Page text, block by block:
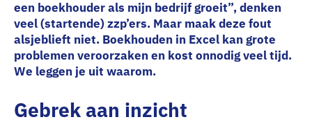
een boekhouder als mijn bedrijf groeit”, denken
veel (startende) zzp’ers. Maar maak deze fout
alsjeblieft niet. Boekhouden in Excel kan grote
problemen veroorzaken en kost onnodig veel tijd.
We leggen je uit waarom.
Gebrek aan inzicht